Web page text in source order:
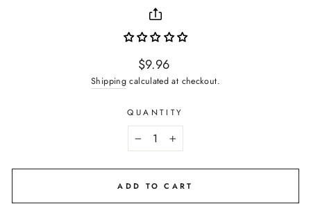
Regular
price
$9.96
Shipping calculated at checkout.
QUANTITY
+
ADD TO CART